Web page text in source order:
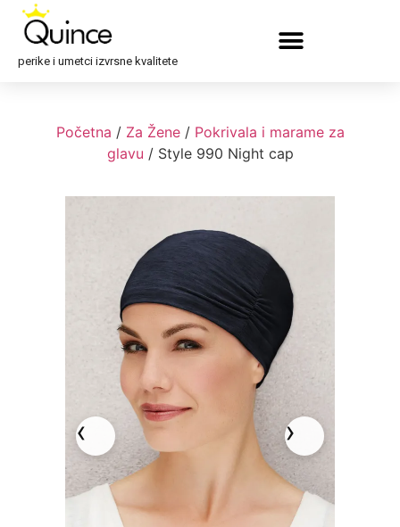
perike i umetci izvrsne kvalitete
Početna / Za Žene/ Pokrivala i marame za
glavu / Style 990 Night cap